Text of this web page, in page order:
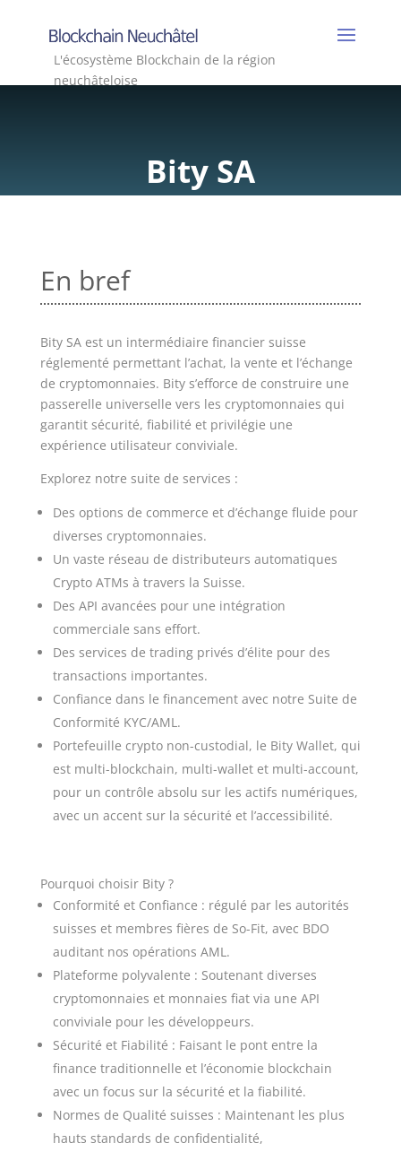
L'écosystème Blockchain de la région
neuchâteloise
Bity SA
En bref
Bity SA est un intermédiaire financier suisse
réglementé permettant l’achat, la vente et l’échange
de cryptomonnaies. Bity s’efforce de construire une
passerelle universelle vers les cryptomonnaies qui
garantit sécurité, fiabilité et privilégie une
expérience utilisateur conviviale.
Explorez notre suite de services :
Des options de commerce et d’échange fluide pour
diverses cryptomonnaies.
Un vaste réseau de distributeurs automatiques
Crypto ATMs à travers la Suisse.
Des API avancées pour une intégration
commerciale sans effort.
Des services de trading privés d’élite pour des
transactions importantes.
Confiance dans le financement avec notre Suite de
Conformité KYC/AML.
Portefeuille crypto non-custodial, le Bity Wallet, qui
est multi-blockchain, multi-wallet et multi-account,
pour un contrôle absolu sur les actifs numériques,
avec un accent sur la sécurité et l’accessibilité.
Pourquoi choisir Bity ?
Conformité et Confiance : régulé par les autorités
suisses et membres fières de So-Fit, avec BDO
auditant nos opérations AML.
Plateforme polyvalente : Soutenant diverses
cryptomonnaies et monnaies fiat via une API
conviviale pour les développeurs.
Sécurité et Fiabilité : Faisant le pont entre la
finance traditionnelle et l’économie blockchain
avec un focus sur la sécurité et la fiabilité.
Normes de Qualité suisses : Maintenant les plus
hauts standards de confidentialité,